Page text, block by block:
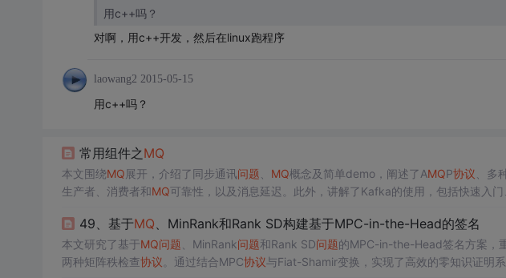
用c++吗？
对啊，用c++开发，然后在linux跑程序
laowang2 2015-05-15
用c++吗？
常用组件之 MQ
本文围绕MQ展开，介绍了同步通讯问题 MQ概念及简单demo，阐述了AMQP协议 、多
生产者、消费者和MQ可靠性，以及消息延迟。此外，讲解了Kafka的使用，包括快速入
49、基于MQ、MinRank和Rank SD构建基于MPC-in-the-Head的签名
本文研究了基于MQ问题 、MinRank问题和Rank SD问题的MPC-in-the-Head签名方案，
两种矩阵秩检查协议 。通过结合MPC协议与Fiat-Shamir变换，实现了高效的零知识证明